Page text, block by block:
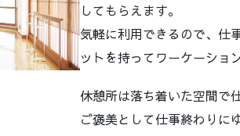
してもらえます。
気軽に利用できるので、仕
ットを持ってワーケーショ
休憩所は落ち着いた空間で
ご褒美として仕事終わりに